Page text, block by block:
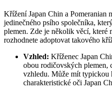
Křížení Japan⁤ Chin a⁤ Pomeranian
jedinečného psího⁣ společníka,
plemen. Zde je několik věcí, ‌které‍
rozhodnete ⁤adoptovat takového
Vzhled: Kříženec Japan
obou‌ rodičovských‍ plemen,
vzhledu. Může mít typickou
charakteristické oči​ Japan